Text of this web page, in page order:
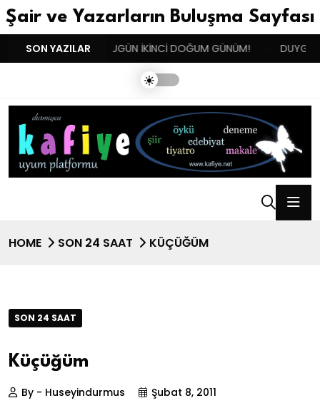
Şair ve Yazarların Buluşma Sayfası
SON YAZILAR
!!! BENIM BUGÜN İKİNCİ DOĞUM GÜNÜM!
HOME SON 24 SAAT KÜÇÜĞÜM
SON 24 SAAT
Küçüğüm
By - Huseyindurmus
Şubat 8, 2011